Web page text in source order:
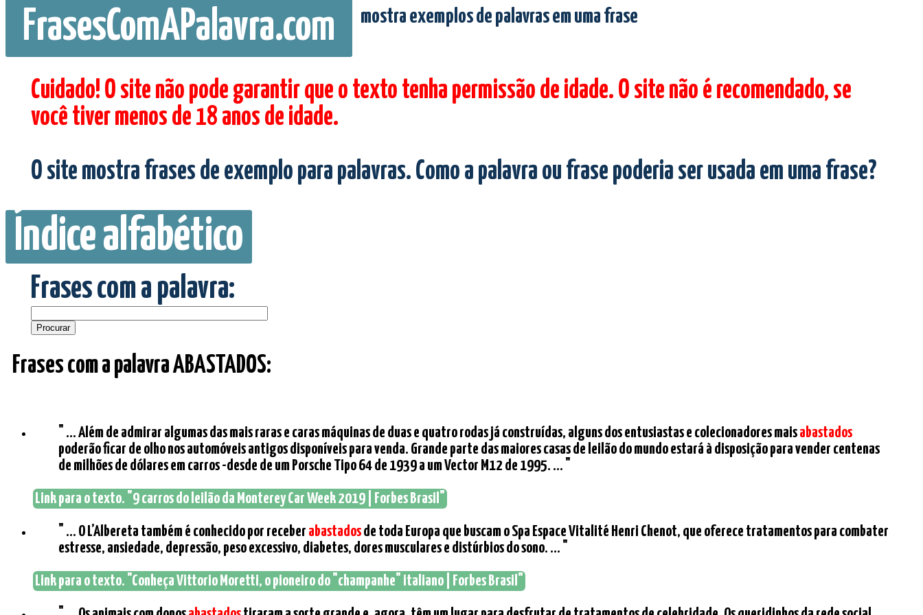
FrasesComAPalavra.com mostra exemplos de palavras em uma frase
Cuidado! O site não pode garantir que o texto tenha permissão de idade. O site não é recomendado, se
você tiver menos de 18 anos de idade.
O site mostra frases de exemplo para palavras. Como a palavra ou frase poderia ser usada em uma frase?
Índice alfabético
Frases com a palavra:
Frases com a palavra ABASTADOS:
" ... Além de admirar algumas das mais raras e caras máquinas de duas e quatro rodas já construídas, alguns dos entusiastas e colecionadores maisabastados
poderão ficar de olho nos automóveis antigos disponíveis para venda. Grande parte das maiores casas de leilão do mundo estará à disposição para vender centenas
de milhões de dólares em carros -desde de um Porsche Tipo 64 de 1939 a um Vector M12 de 1995. ... "
Link para o texto. "9 carros do leilão da Monterey Car Week 2019 | Forbes Brasil"
" ... O L’Albereta também é conhecido por receber abastadosde toda Europa que buscam o Spa Espace Vitalité Henri Chenot, que oferece tratamentos para combater
estresse, ansiedade, depressão, peso excessivo, diabetes, dores musculares e distúrbios do sono. ... "
Link para o texto. "Conheça Vittorio Moretti, o pioneiro do "champanhe" italiano | Forbes Brasil"